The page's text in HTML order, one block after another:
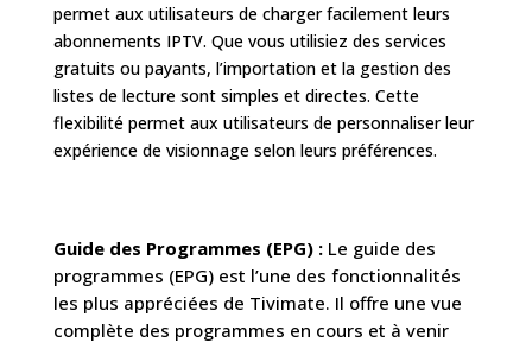
permet aux utilisateurs de charger facilement leurs
abonnements IPTV. Que vous utilisiez des services
gratuits ou payants, l’importation et la gestion des
listes de lecture sont simples et directes. Cette
flexibilité permet aux utilisateurs de personnaliser leur
expérience de visionnage selon leurs préférences.
Guide des Programmes (EPG) :Le guide des
programmes (EPG) est l’une des fonctionnalités
les plus appréciées de Tivimate. Il offre une vue
complète des programmes en cours et à venir